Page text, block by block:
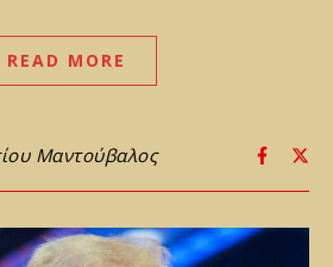
READ MORE
Μαντούβαλος